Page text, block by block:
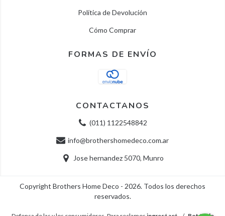
Política de Devolución
Cómo Comprar
FORMAS DE ENVÍO
CONTACTANOS
(011) 1122548842
info@brothershomedeco.com.ar
Jose hernandez 5070, Munro
Copyright Brothers Home Deco - 2026. Todos los derechos
reservados.